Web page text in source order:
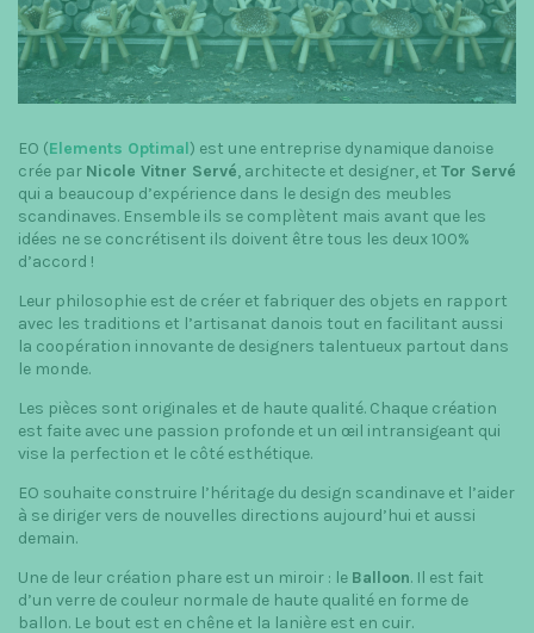
t
n
EO (Elements Optimal) est une entreprise dynamique danoise
crée par Nicole Vitner Servé, architecte et designer, et Tor Servé
qui a beaucoup d’expérience dans le design des meubles
scandinaves. Ensemble ils se complètent mais avant que les
idées ne se concrétisent ils doivent être tous les deux 100%
d’accord !
Leur philosophie est de créer et fabriquer des objets en rapport
avec les traditions et l’artisanat danois tout en facilitant aussi
la coopération innovante de designers talentueux partout dans
le monde.
Les pièces sont originales et de haute qualité. Chaque création
est faite avec une passion profonde et un œil intransigeant qui
vise la perfection et le côté esthétique.
EO souhaite construire l’héritage du design scandinave et l’aider
à se diriger vers de nouvelles directions aujourd’hui et aussi
demain.
Une de leur création phare est un miroir : le Balloon. Il est fait
d’un verre de couleur normale de haute qualité en forme de
ballon. Le bout est en chêne et la lanière est en cuir.